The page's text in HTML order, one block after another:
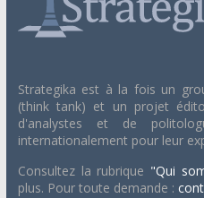
Strategika est à la fois un
(think tank) et un projet
d'analystes et de
internationalement pour leur
Consultez la rubrique "Qui
plus. Pour toute demande :